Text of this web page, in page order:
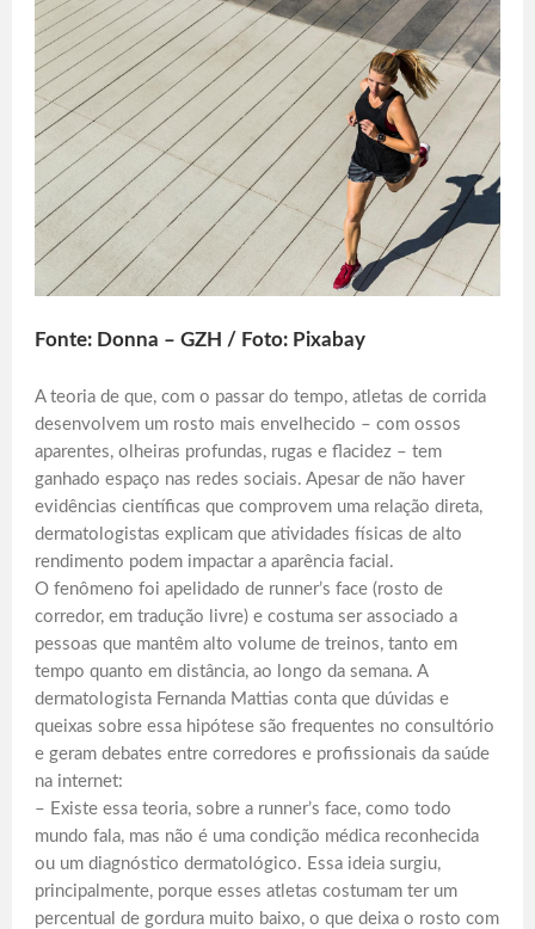
Fonte: Donna – GZH / Foto: Pixabay
A teoria de que, com o passar do tempo, atletas de corrida
desenvolvem um rosto mais envelhecido – com ossos
aparentes, olheiras profundas, rugas e flacidez – tem
ganhado espaço nas redes sociais. Apesar de não haver
evidências científicas que comprovem uma relação direta,
dermatologistas explicam que atividades físicas de alto
rendimento podem impactar a aparência facial.
O fenômeno foi apelidado de runner’s face (rosto de
corredor, em tradução livre) e costuma ser associado a
pessoas que mantêm alto volume de treinos, tanto em
tempo quanto em distância, ao longo da semana. A
dermatologista Fernanda Mattias conta que dúvidas e
queixas sobre essa hipótese são frequentes no consultório
e geram debates entre corredores e profissionais da saúde
na internet:
– Existe essa teoria, sobre a runner’s face, como todo
mundo fala, mas não é uma condição médica reconhecida
ou um diagnóstico dermatológico. Essa ideia surgiu,
principalmente, porque esses atletas costumam ter um
percentual de gordura muito baixo, o que deixa o rosto com